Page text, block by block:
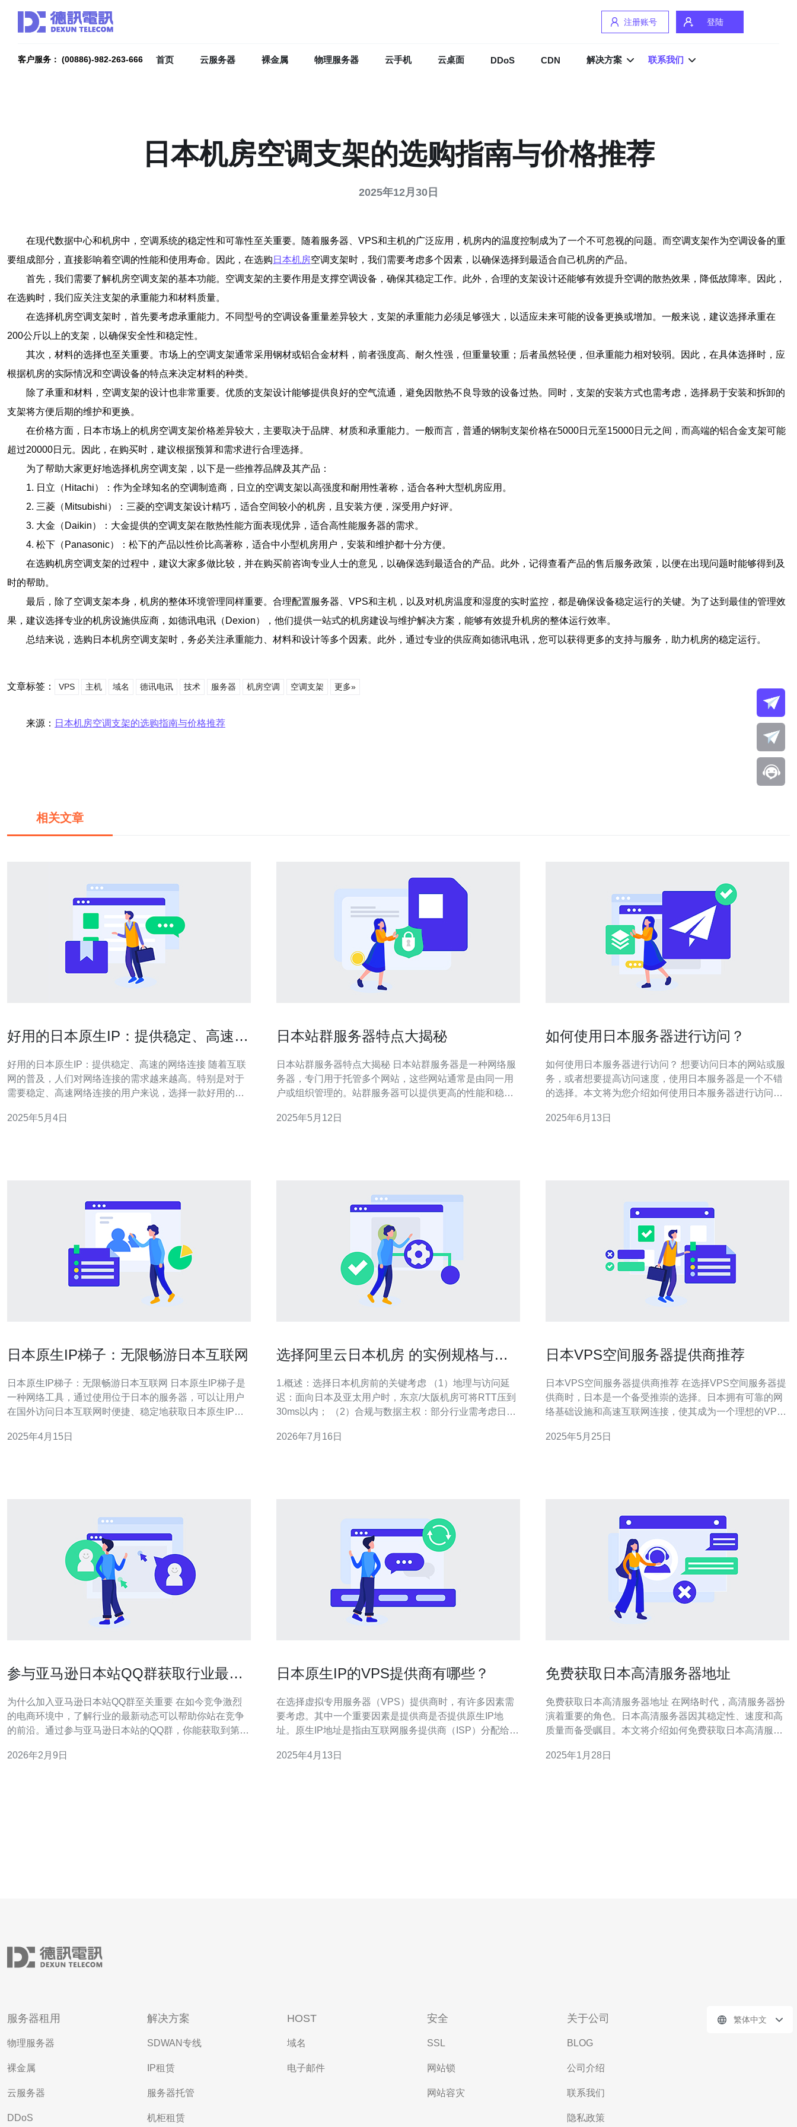
注册账号 登陆
客户服务： (00886)-982-263-666 首页 云服务器 裸金属 物理服务器 云手机 云桌面 DDoS CDN 解决方案 联系我们
日本机房空调支架的选购指南与价格推荐
2025年12月30日
在现代数据中心和机房中，空调系统的稳定性和可靠性至关重要。随着服务器、VPS和主机的广泛应用，机房内的温度控制成为了一个不可忽视的问题。而空调支架作为空调设备的重
要组成部分，直接影响着空调的性能和使用寿命。因此，在选购 日本机房空调支架时，我们需要考虑多个因素，以确保选择到最适合自己机房的产品。
首先，我们需要了解机房空调支架的基本功能。空调支架的主要作用是支撑空调设备，确保其稳定工作。此外，合理的支架设计还能够有效提升空调的散热效果，降低故障率。因此，
在选购时，我们应关注支架的承重能力和材料质量。
在选择机房空调支架时，首先要考虑承重能力。不同型号的空调设备重量差异较大，支架的承重能力必须足够强大，以适应未来可能的设备更换或增加。一般来说，建议选择承重在
200公斤以上的支架，以确保安全性和稳定性。
其次，材料的选择也至关重要。市场上的空调支架通常采用钢材或铝合金材料，前者强度高、耐久性强，但重量较重；后者虽然轻便，但承重能力相对较弱。因此，在具体选择时，应
根据机房的实际情况和空调设备的特点来决定材料的种类。
除了承重和材料，空调支架的设计也非常重要。优质的支架设计能够提供良好的空气流通，避免因散热不良导致的设备过热。同时，支架的安装方式也需考虑，选择易于安装和拆卸的
支架将方便后期的维护和更换。
在价格方面，日本市场上的机房空调支架价格差异较大，主要取决于品牌、材质和承重能力。一般而言，普通的钢制支架价格在5000日元至15000日元之间，而高端的铝合金支架可能
超过20000日元。因此，在购买时，建议根据预算和需求进行合理选择。
为了帮助大家更好地选择机房空调支架，以下是一些推荐品牌及其产品：
1. 日立（Hitachi）：作为全球知名的空调制造商，日立的空调支架以高强度和耐用性著称，适合各种大型机房应用。
2. 三菱（Mitsubishi）：三菱的空调支架设计精巧，适合空间较小的机房，且安装方便，深受用户好评。
3. 大金（Daikin）：大金提供的空调支架在散热性能方面表现优异，适合高性能服务器的需求。
4. 松下（Panasonic）：松下的产品以性价比高著称，适合中小型机房用户，安装和维护都十分方便。
在选购机房空调支架的过程中，建议大家多做比较，并在购买前咨询专业人士的意见，以确保选到最适合的产品。此外，记得查看产品的售后服务政策，以便在出现问题时能够得到及
时的帮助。
最后，除了空调支架本身，机房的整体环境管理同样重要。合理配置服务器、VPS和主机，以及对机房温度和湿度的实时监控，都是确保设备稳定运行的关键。为了达到最佳的管理效
果，建议选择专业的机房设施供应商，如德讯电讯（Dexion），他们提供一站式的机房建设与维护解决方案，能够有效提升机房的整体运行效率。
总结来说，选购日本机房空调支架时，务必关注承重能力、材料和设计等多个因素。此外，通过专业的供应商如德讯电讯，您可以获得更多的支持与服务，助力机房的稳定运行。
文章标签： VPS 主机 域名 德讯电讯 技术 服务器 机房空调 空调支架 更多»
来源： 日本机房空调支架的选购指南与价格推荐
相关文章
好用的日本原生IP：提供稳定、高速的
好用的日本原生IP：提供稳定、高速的网络连接 随着互联
网的普及，人们对网络连接的需求越来越高。特别是对于
需要稳定、高速网络连接的用户来说，选择一款好用的日
的网络连接服务，为用户提供了稳定、高速的网络体验。
2025年5月4日
日本站群服务器特点大揭秘
日本站群服务器特点大揭秘 日本站群服务器是一种网络服
务器，专门用于托管多个网站，这些网站通常是由同一用
户或组织管理的。站群服务器可以提供更高的性能和稳定
2025年5月12日
如何使用日本服务器进行访问？
如何使用日本服务器进行访问？ 想要访问日本的网站或服
务，或者想要提高访问速度，使用日本服务器是一个不错
的选择。本文将为您介绍如何使用日本服务器进行访问。
多不同的日本服务器供选择，如Amazon AWS、
2025年6月13日
日本原生IP梯子：无限畅游日本互联网
日本原生IP梯子：无限畅游日本互联网 日本原生IP梯子是
一种网络工具，通过使用位于日本的服务器，可以让用户
在国外访问日本互联网时便捷、稳定地获取日本原生IP地
日本的网站、应用程序和服务，享受与真实身处日本一样
2025年4月15日
选择阿里云日本机房 的实例规格与存
1.概述：选择日本机房前的关键考虑 （1）地理与访问延
迟：面向日本及亚太用户时，东京/大阪机房可将RTT压到
30ms以内； （2）合规与数据主权：部分行业需考虑日本
突发带宽和持续带宽决定实例和CDN选择； （4）存储访
2026年7月16日
日本VPS空间服务器提供商推荐
日本VPS空间服务器提供商推荐 在选择VPS空间服务器提
供商时，日本是一个备受推崇的选择。日本拥有可靠的网
络基础设施和高速互联网连接，使其成为一个理想的VPS
供商。 Sakura Internet是日本领先的VPS空间服务器提供
2025年5月25日
参与亚马逊日本站QQ群获取行业最新
为什么加入亚马逊日本站QQ群至关重要 在如今竞争激烈
的电商环境中，了解行业的最新动态可以帮助你站在竞争
的前沿。通过参与亚马逊日本站的QQ群，你能获取到第一
这个QQ群的三个主要好处： 实时行业动态 资源分享与交
2026年2月9日
日本原生IP的VPS提供商有哪些？
在选择虚拟专用服务器（VPS）提供商时，有许多因素需
要考虑。其中一个重要因素是提供商是否提供原生IP地
址。原生IP地址是指由互联网服务提供商（ISP）分配给服
拥有原生IP地址可以提供更好的性能、更高的安全性和更
2025年4月13日
免费获取日本高清服务器地址
免费获取日本高清服务器地址 在网络时代，高清服务器扮
演着重要的角色。日本高清服务器因其稳定性、速度和高
质量而备受瞩目。本文将介绍如何免费获取日本高清服务
是一种通过虚拟专用网络连接到日本服务器的方法。一些
2025年1月28日
服务器租用
物理服务器
裸金属
云服务器
DDoS
解决方案
SDWAN专线
IP租赁
服务器托管
机柜租赁
HOST
域名
电子邮件
安全
SSL
网站锁
网站容灾
关于公司
BLOG
公司介绍
联系我们
隐私政策
繁体中文